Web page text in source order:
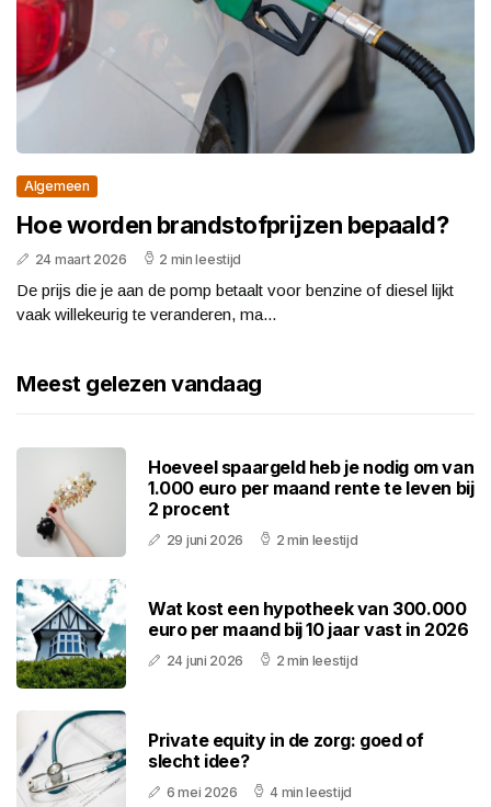
Algemeen
Hoe worden brandstofprijzen bepaald?
24 maart 2026 2 min leestijd
De prijs die je aan de pomp betaalt voor benzine of diesel lijkt
vaak willekeurig te veranderen, ma...
Meest gelezen vandaag
Hoeveel spaargeld heb je nodig om van
1.000 euro per maand rente te leven bij
2 procent
29 juni 2026 2 min leestijd
Wat kost een hypotheek van 300.000
euro per maand bij 10 jaar vast in 2026
24 juni 2026 2 min leestijd
Private equity in de zorg: goed of
slecht idee?
6 mei 2026 4 min leestijd